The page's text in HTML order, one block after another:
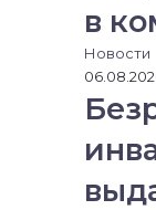
в
Новости